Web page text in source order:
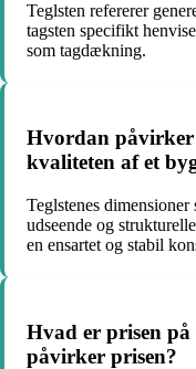
Teglsten refererer
tagsten specifikt
som tagdækning.
Hvordan påvirker
kvaliteten af et
Teglstenes
udseende og
en ensartet og stabil
Hvad er prisen
påvirker prisen?